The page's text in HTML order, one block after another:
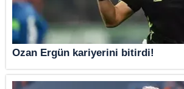
Ozan Ergün kariyerini bitirdi!